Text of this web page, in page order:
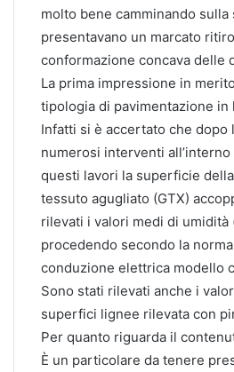
molto bene camminando
presentavano un marcato
conformazione concava delle
La prima impressione in
tipologia di pavimentazione in
Infatti si è accertato che dopo
numerosi interventi
questi lavori la superficie
tessuto agugliato (GTX)
rilevati i valori medi di
procedendo secondo la
conduzione elettrica modello
Sono stati rilevati anche i
superfici lignee rilevata con
Per quanto riguarda il
È un particolare da tenere